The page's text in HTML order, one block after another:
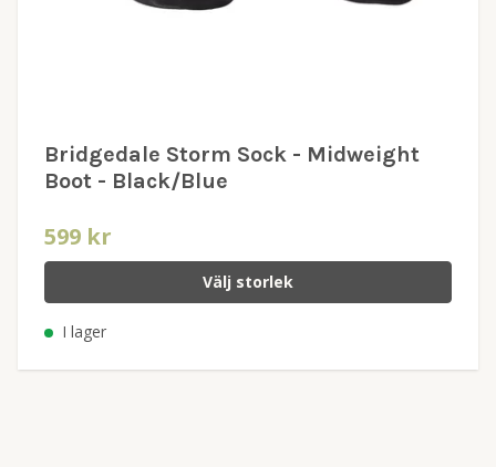
Bridgedale Storm Sock - Midweight
Boot - Black/Blue
599 kr
Välj storlek
I lager